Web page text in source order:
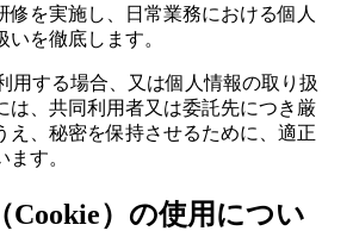
修を実施し、日常業務における個人
を徹底します。
用する場合、又は個人情報の取り扱
は、共同利用者又は委託先につき厳
え、秘密を保持させるために、適正
す。
Cookie）の使用につい